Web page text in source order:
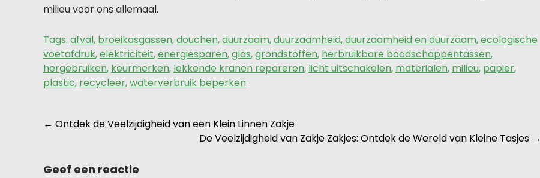
milieu voor ons allemaal.
Tags: afval, broeikasgassen,douchen,duurzaam,duurzaamheid,duurzaamheid en duurzaam,ecologische
voetafdruk,elektriciteit,energiesparen,glas,grondstoffen, herbruikbare boodschappentassen,
hergebruiken, keurmerken, lekkende kranen repareren, licht uitschakelen, materialen, milieu, papier,
plastic, recycleer,waterverbruik beperken
Berichtnavigatie
← Ontdek de Veelzijdigheid van een Klein Linnen Zakje
De Veelzijdigheid van Zakje Zakjes: Ontdek de Wereld van Kleine Tasjes →
Geef een reactie